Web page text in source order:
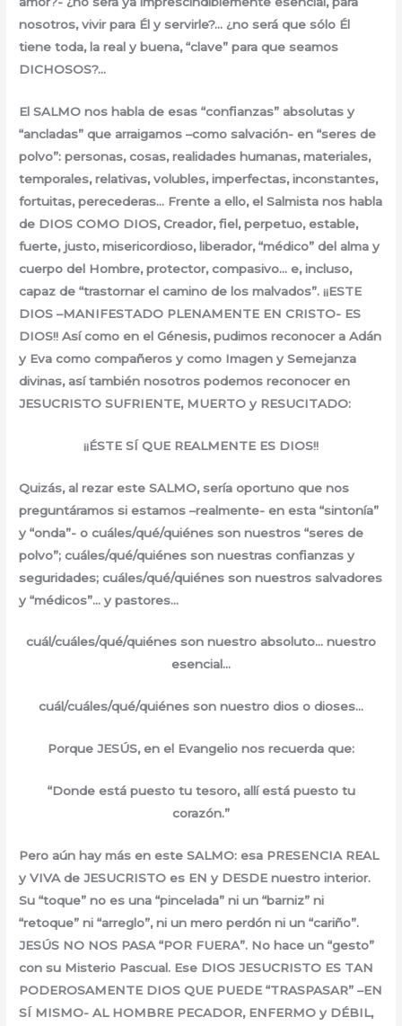
nosotros, vivir para Él y servirle?… ¿no será que sólo Él
tiene toda, la real y buena, “clave” para que seamos
DICHOSOS?…
El SALMO nos habla de esas “confianzas” absolutas y
“ancladas” que arraigamos –como salvación- en “seres de
polvo”: personas, cosas, realidades humanas, materiales,
temporales, relativas, volubles, imperfectas, inconstantes,
fortuitas, perecederas… Frente a ello, el Salmista nos habla
de DIOS COMO DIOS, Creador, fiel, perpetuo, estable,
fuerte, justo, misericordioso, liberador, “médico” del alma y
cuerpo del Hombre, protector, compasivo… e, incluso,
capaz de “trastornar el camino de los malvados”. ¡¡ESTE
DIOS –MANIFESTADO PLENAMENTE EN CRISTO- ES
DIOS!! Así como en el Génesis, pudimos reconocer a Adán
y Eva como compañeros y como Imagen y Semejanza
divinas, así también nosotros podemos reconocer en
JESUCRISTO SUFRIENTE, MUERTO y RESUCITADO:
¡¡ÉSTE SÍ QUE REALMENTE ES DIOS!!
Quizás, al rezar este SALMO, sería oportuno que nos
preguntáramos si estamos –realmente- en esta “sintonía”
y “onda”- o cuáles/qué/quiénes son nuestros “seres de
polvo”; cuáles/qué/quiénes son nuestras confianzas y
seguridades; cuáles/qué/quiénes son nuestros salvadores
y “médicos”… y pastores…
cuál/cuáles/qué/quiénes son nuestro absoluto… nuestro
esencial…
cuál/cuáles/qué/quiénes son nuestro dios o dioses…
Porque JESÚS, en el Evangelio nos recuerda que:
“Donde está puesto tu tesoro, allí está puesto tu
corazón.”
Pero aún hay más en este SALMO: esa PRESENCIA REAL
y VIVA de JESUCRISTO es EN y DESDE nuestro interior.
Su “toque” no es una “pincelada” ni un “barniz” ni
“retoque” ni “arreglo”, ni un mero perdón ni un “cariño”.
JESÚS NO NOS PASA “POR FUERA”. No hace un “gesto”
con su Misterio Pascual. Ese DIOS JESUCRISTO ES TAN
PODEROSAMENTE DIOS QUE PUEDE “TRASPASAR” –EN
SÍ MISMO- AL HOMBRE PECADOR, ENFERMO y DÉBIL,